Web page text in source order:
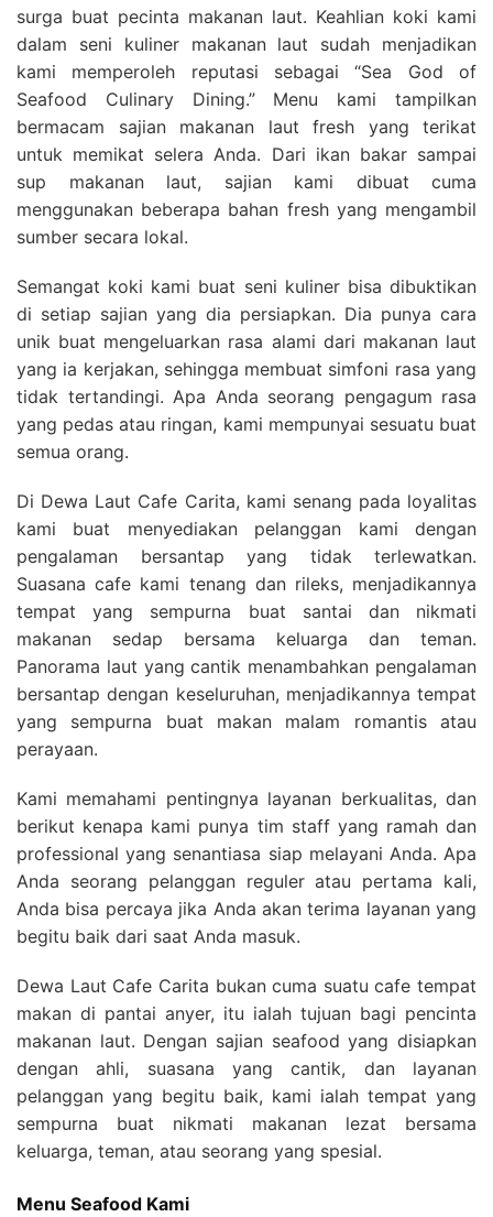
surga buat pecinta makanan laut. Keahlian koki kami
dalam seni kuliner makanan laut sudah menjadikan
kami memperoleh reputasi sebagai “Sea God of
Seafood Culinary Dining.” Menu kami tampilkan
bermacam sajian makanan laut fresh yang terikat
untuk memikat selera Anda. Dari ikan bakar sampai
sup makanan laut, sajian kami dibuat cuma
menggunakan beberapa bahan fresh yang mengambil
sumber secara lokal.
Semangat koki kami buat seni kuliner bisa dibuktikan
di setiap sajian yang dia persiapkan. Dia punya cara
unik buat mengeluarkan rasa alami dari makanan laut
yang ia kerjakan, sehingga membuat simfoni rasa yang
tidak tertandingi. Apa Anda seorang pengagum rasa
yang pedas atau ringan, kami mempunyai sesuatu buat
semua orang.
Di Dewa Laut Cafe Carita, kami senang pada loyalitas
kami buat menyediakan pelanggan kami dengan
pengalaman bersantap yang tidak terlewatkan.
Suasana cafe kami tenang dan rileks, menjadikannya
tempat yang sempurna buat santai dan nikmati
makanan sedap bersama keluarga dan teman.
Panorama laut yang cantik menambahkan pengalaman
bersantap dengan keseluruhan, menjadikannya tempat
yang sempurna buat makan malam romantis atau
perayaan.
Kami memahami pentingnya layanan berkualitas, dan
berikut kenapa kami punya tim staff yang ramah dan
professional yang senantiasa siap melayani Anda. Apa
Anda seorang pelanggan reguler atau pertama kali,
Anda bisa percaya jika Anda akan terima layanan yang
begitu baik dari saat Anda masuk.
Dewa Laut Cafe Carita bukan cuma suatu cafe tempat
makan di pantai anyer, itu ialah tujuan bagi pencinta
makanan laut. Dengan sajian seafood yang disiapkan
dengan ahli, suasana yang cantik, dan layanan
pelanggan yang begitu baik, kami ialah tempat yang
sempurna buat nikmati makanan lezat bersama
keluarga, teman, atau seorang yang spesial.
Menu Seafood Kami